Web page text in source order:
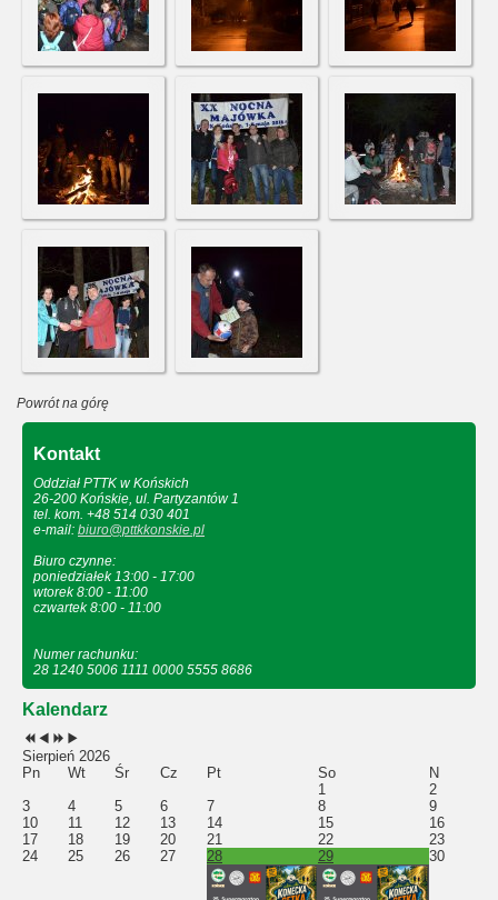
Powrót na górę
Kontakt
Oddział PTTK w Końskich
26-200 Końskie, ul. Partyzantów 1
tel. kom. +48 514 030 401
e-mail: biuro@pttkkonskie.pl
Biuro czynne:
poniedziałek 13:00 - 17:00
wtorek 8:00 - 11:00
czwartek 8:00 - 11:00
Numer rachunku:
28 1240 5006 1111 0000 5555 8686
Kalendarz
Sierpień 2026
Pn
Wt Śr Cz Pt So
N
1
2
3
4 5 6 7 8
9
10
11 12 13 14 15
16
17
18 19 20 21 22
23
24
25 26 27 28 29 30